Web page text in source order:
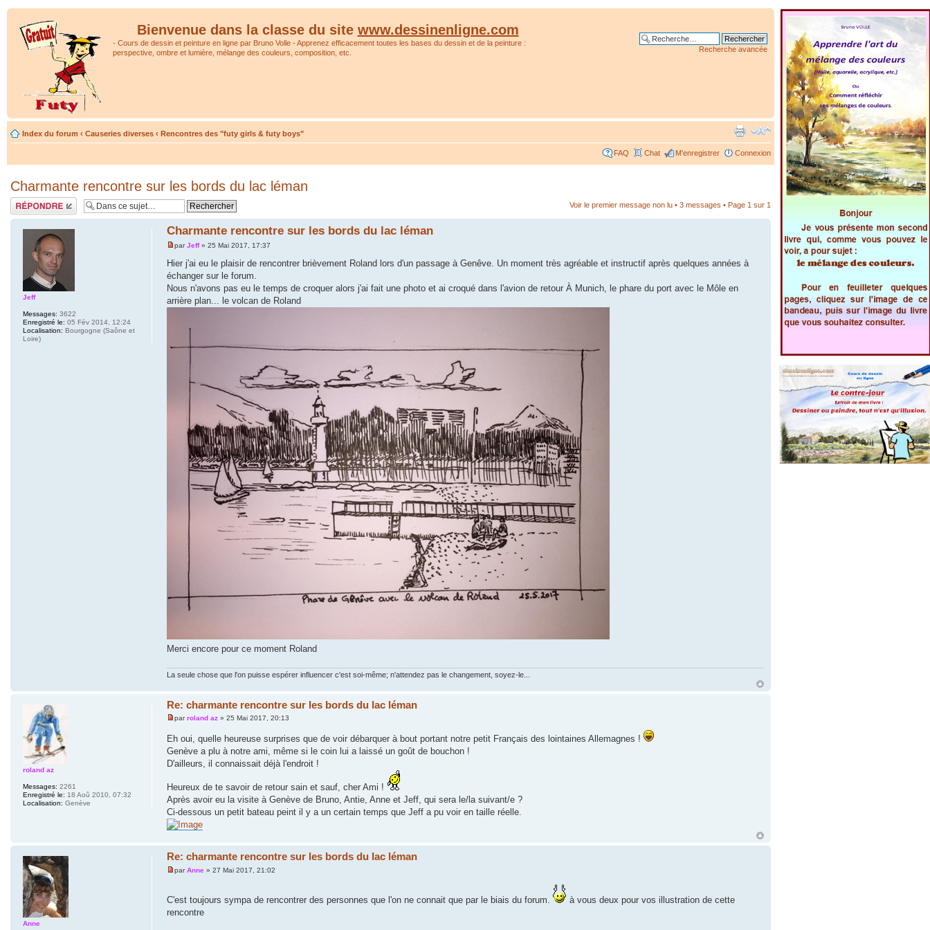
Bienvenue dans la classe du site www.dessinenligne.com
- Cours de dessin et peinture en ligne par Bruno Volle - Apprenez efficacement toutes les bases du dessin et de la peinture :
perspective, ombre et lumière, mélange des couleurs, composition, etc.
Recherche avancée
Index du forum ‹ Causeries diverses ‹ Rencontres des "futy girls & futy boys"
FAQ Chat M’enregistrer Connexion
Charmante rencontre sur les bords du lac léman
Répondre Voir le premier message non lu• 3 messages • Page 1 sur 1
Charmante rencontre sur les bords du lac léman
parJeff» 25 Mai 2017, 17:37
Hier j'ai eu le plaisir de rencontrer brièvement Roland lors d'un passage à Genêve. Un moment très agréable et instructif après quelques années à
échanger sur le forum.
Nous n'avons pas eu le temps de croquer alors j'ai fait une photo et ai croqué dans l'avion de retour À Munich, le phare du port avec le Môle en
arrière plan... le volcan de Roland
Merci encore pour ce moment Roland
La seule chose que l'on puisse espérer influencer c'est soi-même; n'attendez pas le changement, soyez-le...
Jeff
Messages: 3622
Enregistré le: 05 Fév 2014, 12:24
Localisation: Bourgogne (Saône et
Loire)
Re: charmante rencontre sur les bords du lac léman
parroland az» 25 Mai 2017, 20:13
Eh oui, quelle heureuse surprises que de voir débarquer à bout portant notre petit Français des lointaines Allemagnes !
Genève a plu à notre ami, même si le coin lui a laissé un goût de bouchon !
D'ailleurs, il connaissait déjà l'endroit !
Heureux de te savoir de retour sain et sauf, cher Ami !
Après avoir eu la visite à Genève de Bruno, Antie, Anne et Jeff, qui sera le/la suivant/e ?
Ci-dessous un petit bateau peint il y a un certain temps que Jeff a pu voir en taille réelle.
roland az
Messages: 2261
Enregistré le: 18 Aoû 2010, 07:32
Localisation: Genève
Re: charmante rencontre sur les bords du lac léman
parAnne» 27 Mai 2017, 21:02
C'est toujours sympa de rencontrer des personnes que l'on ne connait que par le biais du forum.
à vous deux pour vos illustration de cette
rencontre
Anne